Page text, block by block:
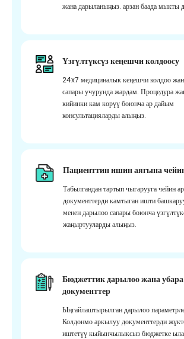
жана дарыланыңыз. арзан баада мыкты
Үзгүлтүксүз кеңешчи колдоосу
24x7 медициналык кеңешчи колдоо
сапары учурунда жардам. Процедура
кийинки кам көрүү боюнча ар дайым
консультацияларды алыңыз.
Пациенттин ишин аягына
Табылгандан тартып чыгарууга чейин
документтерди камтыган ишти
менен дарылоо сапары боюнча
жаңыртууларды алыңыз.
Бюджеттик дарылоо жана убара
документтер
Ыңгайлаштырылган дарылоо
Колдонмо аркылуу документтерди
иштетүү кыйынчылыксыз бюджетке